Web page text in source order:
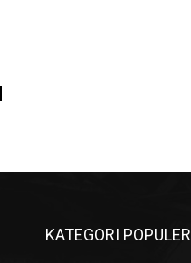
KATEGORI POPULER